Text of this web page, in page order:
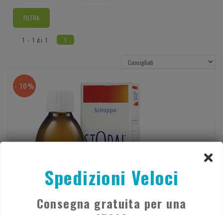
1 - 1 di 1 1
- 10%
Spedizioni Veloci
Consegna gratuita per una